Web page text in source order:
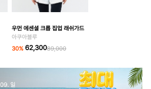
우먼 에센셜 크롭 집업 래쉬가드
아쿠아블루
30% 62,30089,000